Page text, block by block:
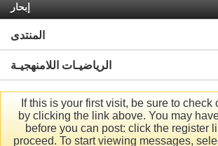
إبحار
المنتدى
الرياضيـات اللامنهجيـة
If this is your first visit, be sure to check
by clicking the link above. You may
before you can post: click the register
proceed. To start viewing messages,